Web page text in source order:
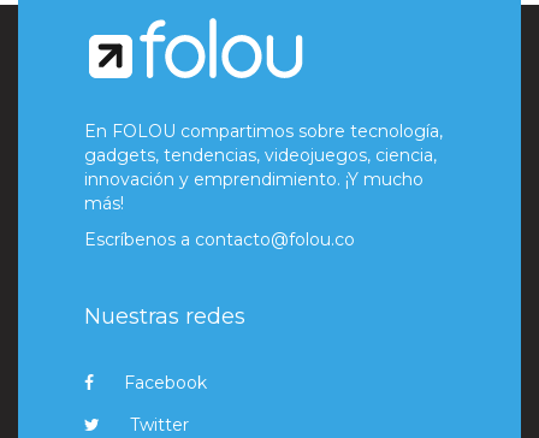
En FOLOU compartimos sobre tecnología,
gadgets, tendencias, videojuegos, ciencia,
innovación y emprendimiento. ¡Y mucho
más!
Escríbenos a contacto@folou.co
Nuestras redes
Facebook
Twitter